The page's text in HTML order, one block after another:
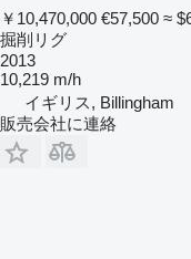
￥10,470,000 €57,500 ≈
掘削リグ
2013
10,219 m/h
イギリス, Billingham
販売会社に連絡